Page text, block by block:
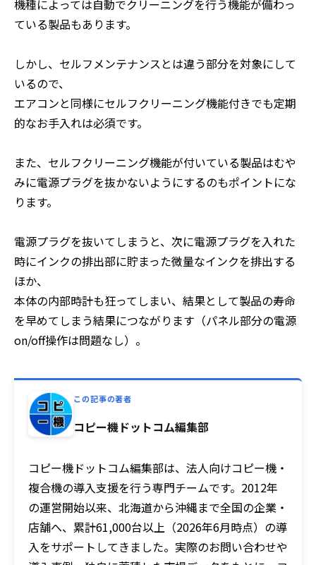
機種によっては自動でクリーニングを行う機能が備わっ
ている製品もあります。
しかし、セルフメンテナンスとは違う部分を対象にして
いるので、
エアコンと同様にセルフクリーニング機能付きでも定期
的なお手入れは必須です。
また、セルフクリーニング機能が付いている製品はむや
みに電源プラグを抜かないようにするのもポイントにな
ります。
電源プラグを抜いてしまうと、次に電源プラグを入れた
時にインクの排出部に貯まった微量なインクを排出する
ほか、
本体の内部時計も狂ってしまい、結果として製品の寿命
を早めてしまう結果につながります（パネル部分の電源
on/off操作は問題なし）。
この記事の著者
コピー機ドットコム編集部
コピー機ドットコム編集部は、法人向けコピー機・
複合機の導入支援を行う専門チームです。2012年
の運営開始以来、北海道から沖縄まで全国の企業・
店舗へ、累計61,000台以上（2026年6月時点）の導
入をサポートしてきました。実際のお問い合わせや